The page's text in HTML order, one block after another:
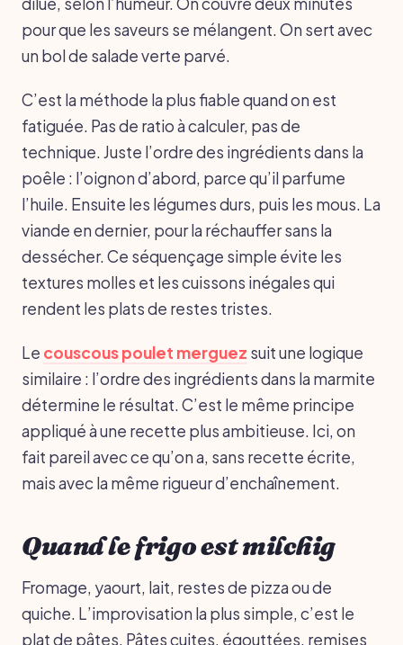
pour que les saveurs se mélangent. On sert avec
un bol de salade verte parvé.
C’est la méthode la plus fiable quand on est
fatiguée. Pas de ratio à calculer, pas de
technique. Juste l’ordre des ingrédients dans la
poêle : l’oignon d’abord, parce qu’il parfume
l’huile. Ensuite les légumes durs, puis les mous. La
viande en dernier, pour la réchauffer sans la
dessécher. Ce séquençage simple évite les
textures molles et les cuissons inégales qui
rendent les plats de restes tristes.
Le couscous poulet merguez suit une logique
similaire : l’ordre des ingrédients dans la marmite
détermine le résultat. C’est le même principe
appliqué à une recette plus ambitieuse. Ici, on
fait pareil avec ce qu’on a, sans recette écrite,
mais avec la même rigueur d’enchaînement.
Quand le frigo est milchig
Fromage, yaourt, lait, restes de pizza ou de
quiche. L’improvisation la plus simple, c’est le
plat de pâtes. Pâtes cuites, égouttées, remises